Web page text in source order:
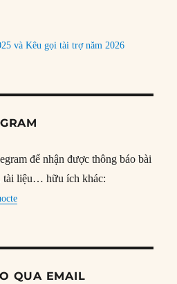
và Kêu gọi tài trợ năm 2026
để nhận được thông báo bài
tài liệu… hữu ích khác:
QUA EMAIL